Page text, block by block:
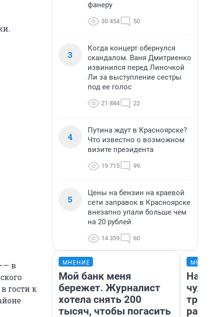
в
гости к
фанеру
30 454 50
3
Когда концерт обернулся
скандалом. Ваня Дмитриенко
извинился перед Линочкой
Ли за выступление сестры
под ее голос
21 884 22
4
Путина ждут в Красноярске?
Что известно о возможном
визите президента
19 715 99
5
Цены на бензин на краевой
сети заправок в Красноярске
внезапно упали больше чем
на 20 рублей
14 359 60
МНЕНИЕ
Мой банк меня
бережет. Журналист
хотела снять 200
тысяч, чтобы погасить